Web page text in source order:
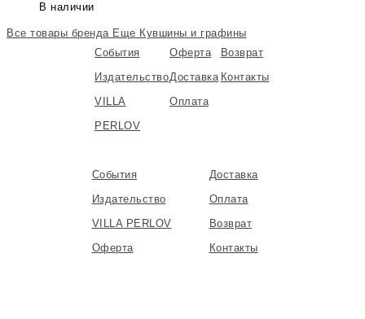
В наличии
Все товары бренда Еще Кувшины и графины
События
Издательство
VILLA
PERLOV
Оферта
Доставка
Оплата
Возврат
Контакты
События
Издательство
VILLA PERLOV
Оферта
Доставка
Оплата
Возврат
Контакты